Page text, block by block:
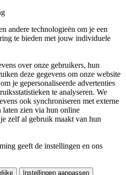
andere technologieën om je een
te bieden met jouw individuele
over onze gebruikers, hun
deze gegevens om onze website
je gepersonaliseerde advertenties
te analyseren. We
ook synchroniseren met externe
laten zien via hun online
zelf al gebruik maakt van hun
geeft de instellingen en ons
Instellingen aanpassen